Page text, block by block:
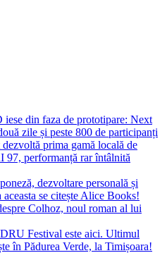
iese din faza de prototipare: Next
zile și peste 800 de participanți
prima gamă locală de
97, performanță rar întâlnită
dezvoltare personală și
se citește Alice Books!
Colhoz, noul roman al lui
Festival este aici. Ultimul
în Pădurea Verde, la Timișoara!